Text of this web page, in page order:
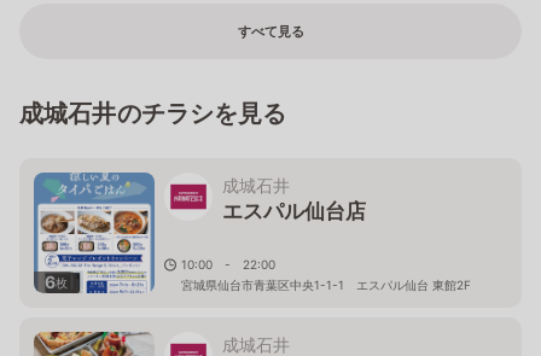
すべて見る
成城石井のチラシを見る
6枚
成城石井
エスパル仙台店
10:00 - 22:00
宮城県仙台市青葉区中央1-1-1 エスパル仙台 東館2F
成城石井